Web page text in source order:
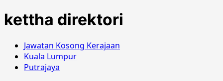
kettha direktori
Jawatan Kosong Kerajaan
Kuala Lumpur
Putrajaya